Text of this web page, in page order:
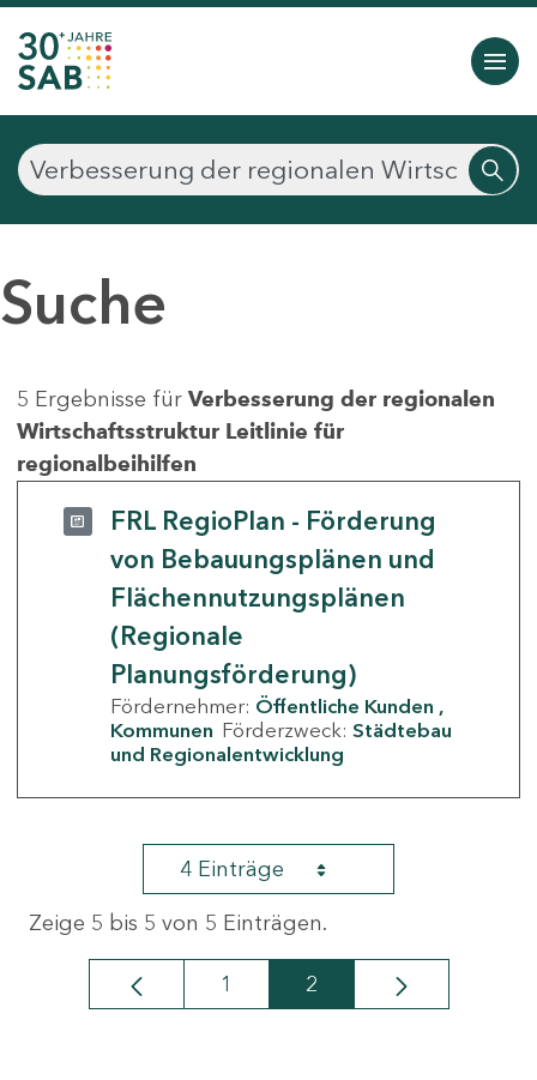
Suche
5 Ergebnisse für Verbesserung der regionalen
Wirtschaftsstruktur Leitlinie für
regionalbeihilfen
FRL RegioPlan - Förderung
von Bebauungsplänen und
Flächennutzungsplänen
(Regionale
Planungsförderung)
Fördernehmer: Öffentliche Kunden
Kommunen Förderzweck: Städtebau
und Regionalentwicklung
4 Einträge
Zeige 5 bis 5 von 5 Einträgen.
Seite
1 Seite
2